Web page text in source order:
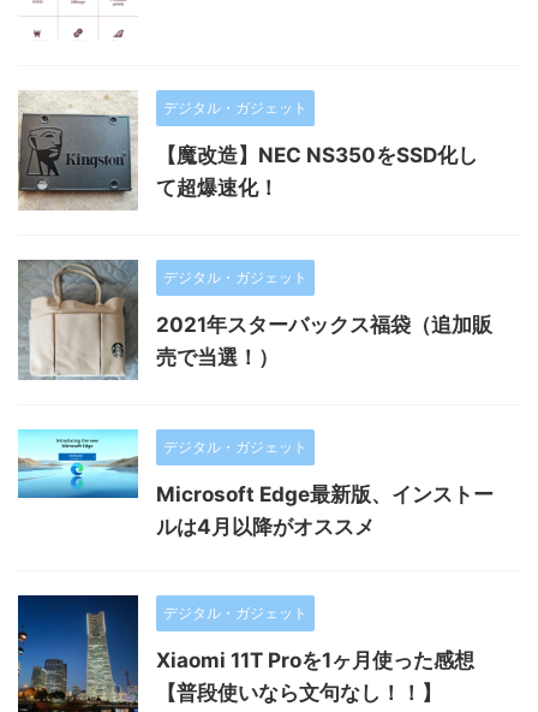
デジタル・ガジェット
【魔改造】NEC NS350をSSD化し
て超爆速化！
デジタル・ガジェット
2021年スターバックス福袋（追加販
売で当選！）
デジタル・ガジェット
Microsoft Edge最新版、インストー
ルは4月以降がオススメ
デジタル・ガジェット
Xiaomi 11T Proを1ヶ月使った感想
【普段使いなら文句なし！！】